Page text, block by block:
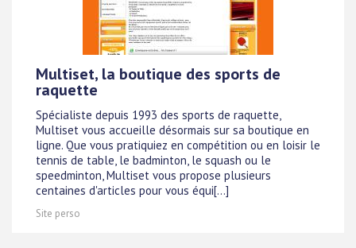
Multiset, la boutique des sports de
raquette
Spécialiste depuis 1993 des sports de raquette,
Multiset vous accueille désormais sur sa boutique en
ligne. Que vous pratiquiez en compétition ou en loisir le
tennis de table, le badminton, le squash ou le
speedminton, Multiset vous propose plusieurs
centaines d'articles pour vous équi[...]
Site perso